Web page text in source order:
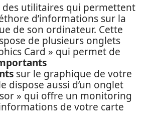
des utilitaires qui permettent
d’informations sur la
de son ordinateur. Cette
de plusieurs onglets
Card » qui permet de
sur le graphique de votre
dispose aussi d’un onglet
» qui offre un monitoring
de votre carte